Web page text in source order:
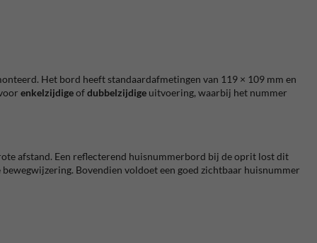
Het bord heeft standaardafmetingen van 119 × 109 mm en
enkelzijdigeofdubbelzijdige uitvoering, waarbij het nummer
afstand. Een reflecterend huisnummerbord bij de oprit lost dit
Bovendien voldoet een goed zichtbaar huisnummer